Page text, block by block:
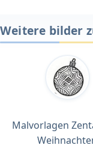
Weitere bilder
Malvorlagen